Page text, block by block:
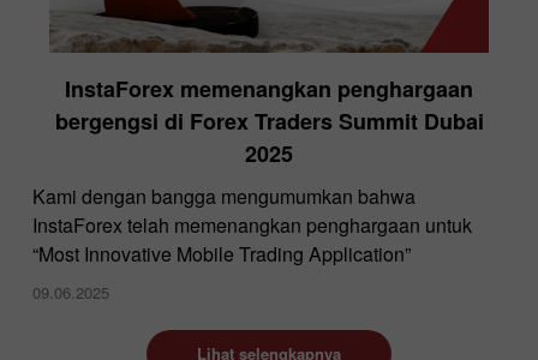
InstaForex memenangkan penghargaan
bergengsi di Forex Traders Summit Dubai
2025
Kami dengan bangga mengumumkan bahwa
InstaForex telah memenangkan penghargaan untuk
“Most Innovative Mobile Trading Application”
09.06.2025
Lihat selengkapnya